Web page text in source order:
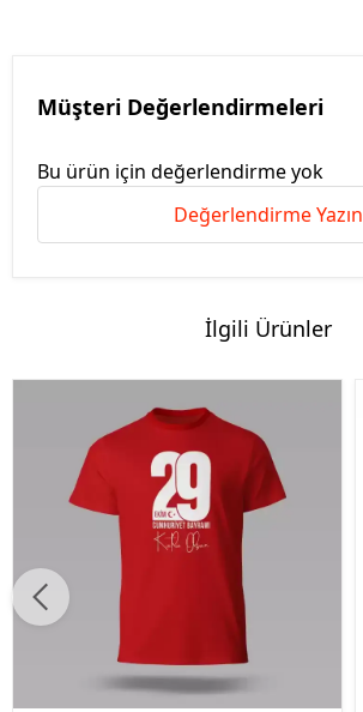
Müşteri Değerlendirmeleri
Bu ürün için değerlendirme yok
Değerlendirme Yazın
İlgili Ürünler